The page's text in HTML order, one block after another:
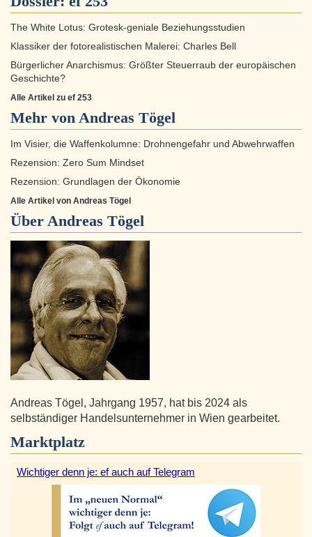
The White Lotus: Grotesk-geniale Beziehungsstudien
Klassiker der fotorealistischen Malerei: Charles Bell
Bürgerlicher Anarchismus: Größter Steuerraub der europäischen
Geschichte?
Alle Artikel zu ef 253
Mehr von Andreas Tögel
Im Visier, die Waffenkolumne: Drohnengefahr und Abwehrwaffen
Rezension: Zero Sum Mindset
Rezension: Grundlagen der Ökonomie
Alle Artikel von Andreas Tögel
Über Andreas Tögel
Andreas Tögel, Jahrgang 1957, hat bis 2024 als
selbständiger Handelsunternehmer in Wien gearbeitet.
Marktplatz
Wichtiger denn je: ef auch auf Telegram